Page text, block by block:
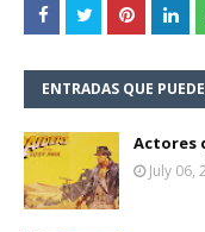
ENTRADAS QUE
Actores
July 06,